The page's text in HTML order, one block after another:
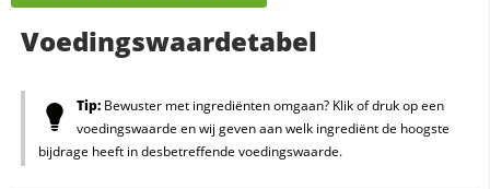
Voedingswaardetabel
Tip:Bewuster met ingrediënten omgaan? Klik of druk op een
voedingswaarde en wij geven aan welk ingrediënt de hoogste
bijdrage heeft in desbetreffende voedingswaarde.